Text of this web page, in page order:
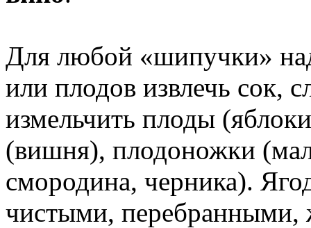
Для любой «шипучки»
или плодов извлечь сок,
измельчить плоды
(вишня), плодоножки
смородина, черника).
чистыми, перебранными,